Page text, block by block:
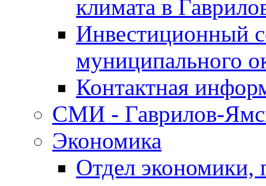
климата в
Инвестиционный
муниципального
Контактная
СМИ - Гаврилов-
Экономика
Отдел экономики,